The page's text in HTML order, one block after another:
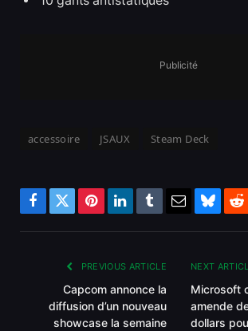
Publicité
accessoire JSAUX Steam Deck
Facebook
TwitterPinterestLinkedInTumblrEmail
PREVIOUS ARTICLE
Capcom annonce la
diffusion d’un nouveau
showcase la semaine
NEXT
Microsoft
amende
dollars